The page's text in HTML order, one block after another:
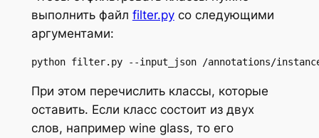
выполнить файл filter.pyсо следующими
аргументами:
python filter.py --input_json /annotations/
При этом перечислить классы, которые
оставить. Если класс состоит из двух
слов, например wine glass, то его